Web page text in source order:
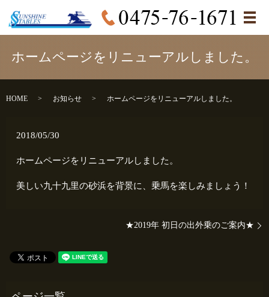
メ
ホームページをリニューアルしました。
HOME お知らせ ホームページをリニューアルしました。
2018/05/30
ホームページをリニューアルしました。
美しい九十九里の砂浜を背景に、乗馬を楽しみましょう！
★2019年 初日の出外乗のご案内★